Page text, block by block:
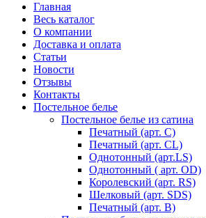
Главная
Весь каталог
О компании
Доставка и оплата
Статьи
Новости
Отзывы
Контакты
Постельное белье
Постельное белье из сатина
Печатный (арт. С)
Печатный (арт. СL)
Однотонный (арт.LS)
Однотонный ( арт. OD)
Королевский (арт. RS)
Шелковый (арт. SDS)
Печатный (арт. В)